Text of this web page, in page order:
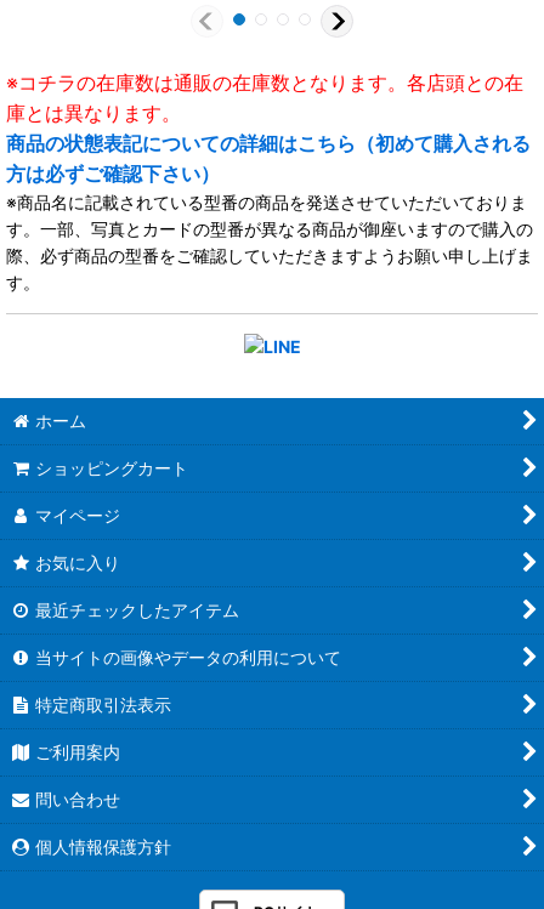
※コチラの在庫数は通販の在庫数となります。各店頭との在
庫とは異なります。
商品の状態表記についての詳細はこちら（初めて購入される
方は必ずご確認下さい）
※商品名に記載されている型番の商品を発送させていただいておりま
す。一部、写真とカードの型番が異なる商品が御座いますので購入の
際、必ず商品の型番をご確認していただきますようお願い申し上げま
す。
ホーム
ショッピングカート
マイページ
お気に入り
最近チェックしたアイテム
当サイトの画像やデータの利用について
特定商取引法表示
ご利用案内
問い合わせ
個人情報保護方針